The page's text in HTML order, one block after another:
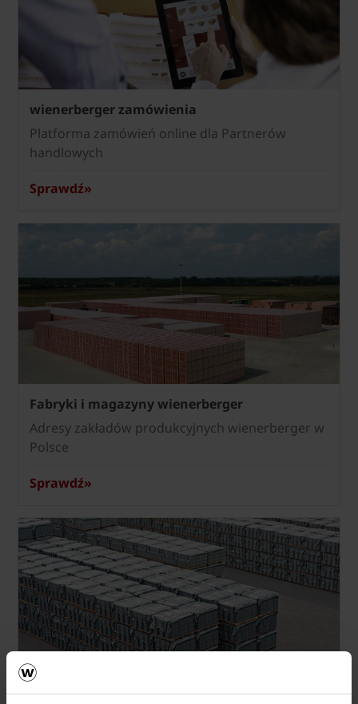
wienerberger zamówienia
Platforma zamówień online dla Partnerów
handlowych
Sprawdź»
Fabryki i magazyny wienerberger
Adresy zakładów produkcyjnych wienerberger w
Polsce
Sprawdź»
Fabryki i magazyny Semmelrock